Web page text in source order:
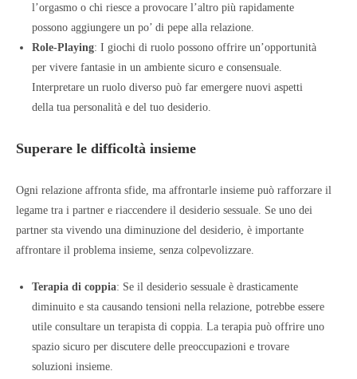
l’orgasmo o chi riesce a provocare l’altro più rapidamente
possono aggiungere un po’ di pepe alla relazione.
Role-Playing: I giochi di ruolo possono offrire un’opportunità
per vivere fantasie in un ambiente sicuro e consensuale.
Interpretare un ruolo diverso può far emergere nuovi aspetti
della tua personalità e del tuo desiderio.
Superare le difficoltà insieme
Ogni relazione affronta sfide, ma affrontarle insieme può rafforzare il
legame tra i partner e riaccendere il desiderio sessuale. Se uno dei
partner sta vivendo una diminuzione del desiderio, è importante
affrontare il problema insieme, senza colpevolizzare.
Terapia di coppia: Se il desiderio sessuale è drasticamente
diminuito e sta causando tensioni nella relazione, potrebbe essere
utile consultare un terapista di coppia. La terapia può offrire uno
spazio sicuro per discutere delle preoccupazioni e trovare
soluzioni insieme.